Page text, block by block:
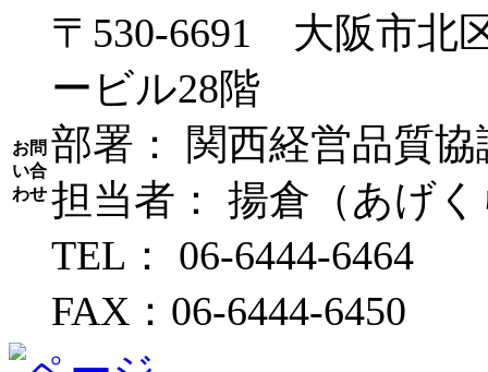
お問
い合
わせ
〒530-6691 大阪市北
ービル28階
部署： 関西経営品質協
担当者： 揚倉（あげ
TEL： 06-6444-6464
FAX：06-6444-6450